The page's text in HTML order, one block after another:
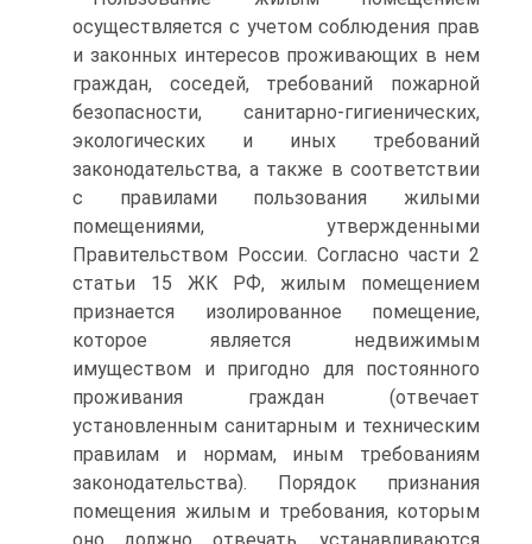
осуществляется с учетом соблюдения прав
и законных интересов проживающих в нем
граждан, соседей, требований пожарной
безопасности, санитарно-гигиенических,
экологических и иных требований
законодательства, а также в соответствии
с правилами пользования жилыми
помещениями, утвержденными
Правительством России. Согласно части 2
статьи 15 ЖК РФ, жилым помещением
признается изолированное помещение,
которое является недвижимым
имуществом и пригодно для постоянного
проживания граждан (отвечает
установленным санитарным и техническим
правилам и нормам, иным требованиям
законодательства). Порядок признания
помещения жилым и требования, которым